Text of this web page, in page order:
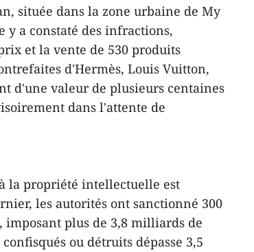
située dans la zone urbaine de My
y a constaté des infractions,
et la vente de 530 produits
d'Hermès, Louis Vuitton,
d'une valeur de plusieurs centaines
dans l'attente de
la propriété intellectuelle est
les autorités ont sanctionné 300
plus de 3,8 milliards de
ou détruits dépasse 3,5